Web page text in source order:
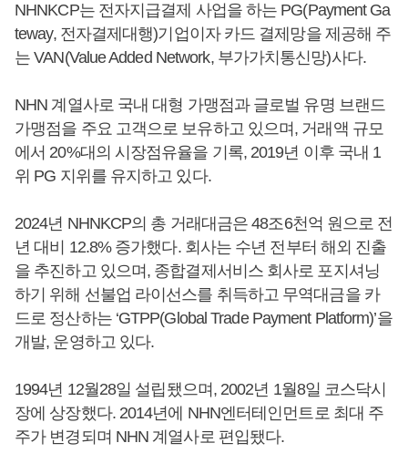
NHNKCP는 전자지급결제 사업을 하는 PG(Payment Ga
teway, 전자결제대행)기업이자 카드 결제망을 제공해 주
는 VAN(Value Added Network, 부가가치통신망)사다.
NHN 계열사로 국내 대형 가맹점과 글로벌 유명 브랜드
가맹점을 주요 고객으로 보유하고 있으며, 거래액 규모
에서 20%대의 시장점유율을 기록, 2019년 이후 국내 1
위 PG 지위를 유지하고 있다.
2024년 NHNKCP의 총 거래대금은 48조6천억 원으로 전
년 대비 12.8% 증가했다. 회사는 수년 전부터 해외 진출
을 추진하고 있으며, 종합결제서비스 회사로 포지셔닝
하기 위해 선불업 라이선스를 취득하고 무역대금을 카
드로 정산하는 ‘GTPP(Global Trade Payment Platform)’을
개발, 운영하고 있다.
1994년 12월28일 설립됐으며, 2002년 1월8일 코스닥시
장에 상장했다. 2014년에 NHN엔터테인먼트로 최대 주
주가 변경되며 NHN 계열사로 편입됐다.